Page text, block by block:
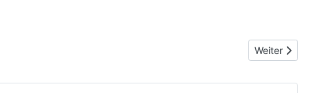
Nächster
Weiter